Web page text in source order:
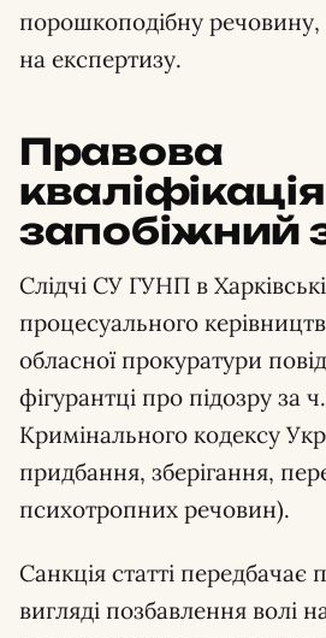
порошкоподібну
на експертизу.
Правова
запобіжний
Слідчі СУ ГУНП в
процесуального
обласної прокуратури
фігурантці про підозру за
Кримінального кодексу
придбання, зберігання,
психотропних речовин).
Санкція статті передбачає
вигляді позбавлення волі